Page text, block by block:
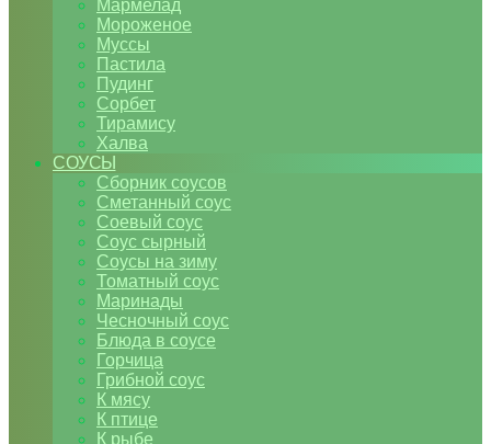
Мармелад
Мороженое
Муссы
Пастила
Пудинг
Сорбет
Тирамису
Халва
СОУСЫ
Сборник соусов
Сметанный соус
Соевый соус
Соус сырный
Соусы на зиму
Томатный соус
Маринады
Чесночный соус
Блюда в соусе
Горчица
Грибной соус
К мясу
К птице
К рыбе